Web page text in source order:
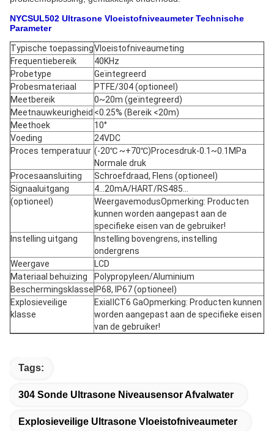
NYCSUL502 Ultrasone Vloeistofniveaumeter Technische
Parameter
Typische toepassingVloeistofniveaumeting
Frequentiebereik
40KHz
Probetype
Geïntegreerd
Probesmateriaal
PTFE/304 (optioneel)
Meetbereik
0~20m (geïntegreerd)
Meetnauwkeurigheid <0.25% (Bereik <20m)
Meethoek
10°
Voeding
24VDC
Proces temperatuur (-20℃ ~+70℃)Procesdruk-0.1~0.1MPa
Normale druk
Procesaansluiting
Schroefdraad, Flens (optioneel)
Signaaluitgang
4...20mA/HART/RS485...
(optioneel)
WeergavemodusOpmerking: Producten
kunnen worden aangepast aan de
specifieke eisen van de gebruiker!
Instelling uitgang
Instelling bovengrens, instelling
ondergrens
Weergave
LCD
Materiaal behuizing
Polypropyleen/Aluminium
Beschermingsklasse IP68, IP67 (optioneel)
Explosieveilige
klasse
ExiaⅡCT6 GaOpmerking: Producten kunnen
worden aangepast aan de specifieke eisen
van de gebruiker!
Tags:
304 Sonde Ultrasone Niveausensor Afvalwater
Explosieveilige Ultrasone Vloeistofniveaumeter